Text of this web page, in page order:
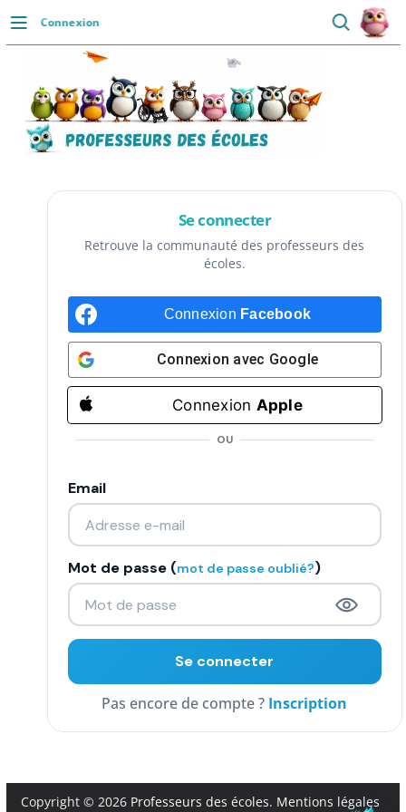
PasserConnexion
DÉCOUVRIR
Accueil
Se connecter
VIE PROFESSIONNELLE
Ressources
Lectures de livres
Mouvement
COMMUNAUTÉ
Forum
Réseaux sociaux
Petites annonces
Se connecter
Retrouve la communauté des professeurs des
écoles.
Connexion Facebook
Connexion avec Google
Connexion Apple
OU
Email
Mot de passe (mot de passe oublié?)
Inscription
Copyright © 2026 Professeurs des écoles. Mentions légales